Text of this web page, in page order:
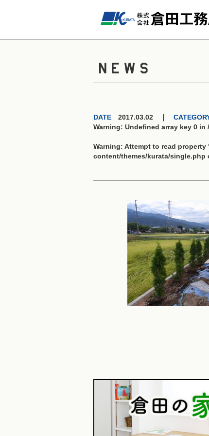
NEWS
DATE 2017.03.02 ｜
Warning: Undefined array key 0 in
Warning: Attempt to read
content/themes/kurata/single.php